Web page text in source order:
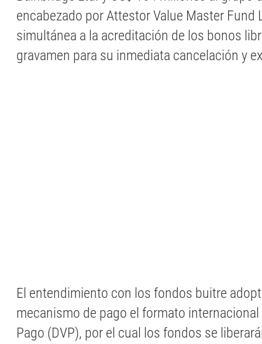
encabezado por Attestor Value Master Fund
simultánea a la acreditación de los bonos
gravamen para su inmediata cancelación y
El entendimiento con los fondos buitre
mecanismo de pago el formato
Pago (DVP), por el cual los fondos se